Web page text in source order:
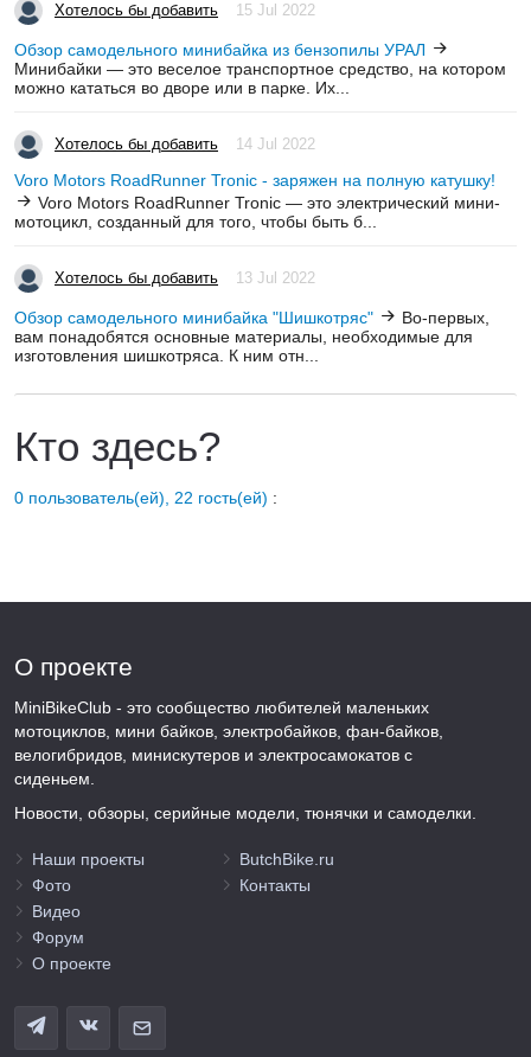
Хотелось бы добавить 15 Jul 2022
Обзор самодельного минибайка из бензопилы УРАЛ
Минибайки — это веселое транспортное средство, на котором
можно кататься во дворе или в парке. Их...
Хотелось бы добавить 14 Jul 2022
Voro Motors RoadRunner Tronic - заряжен на полную катушку!
Voro Motors RoadRunner Tronic — это электрический мини-
мотоцикл, созданный для того, чтобы быть б...
Хотелось бы добавить 13 Jul 2022
Обзор самодельного минибайка "Шишкотряс"
Во-первых,
вам понадобятся основные материалы, необходимые для
изготовления шишкотряса. К ним отн...
Кто здесь?
0 пользователь(ей), 22 гость(ей) :
О проекте
MiniBikeClub - это сообщество любителей маленьких
мотоциклов, мини байков, электробайков, фан-байков,
велогибридов, минискутеров и электросамокатов с
сиденьем.
Новости, обзоры, серийные модели, тюнячки и самоделки.
Наши проекты
Фото
Видео
Форум
О проекте
ButchBike.ru
Контакты